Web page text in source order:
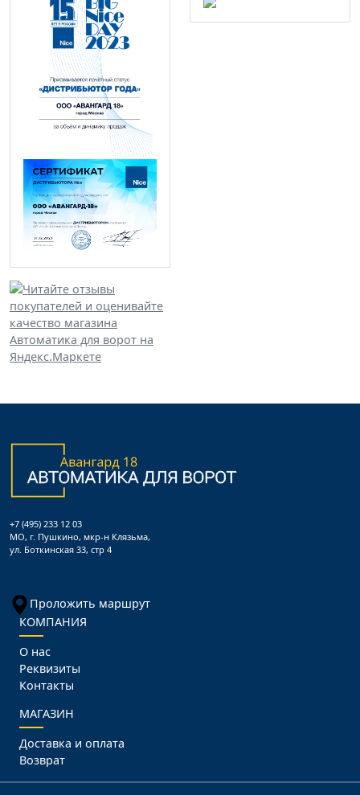
+7 (495) 233 12 03
МО, г. Пушкино, мкр-н Клязьма,
ул. Боткинская 33, стр 4
Проложить маршрут
КОМПАНИЯ
О нас
Реквизиты
Контакты
МАГАЗИН
Доставка и оплата
Возврат